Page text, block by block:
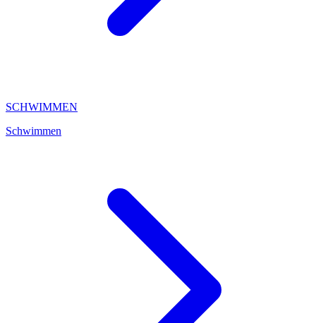
SCHWIMMEN
Schwimmen